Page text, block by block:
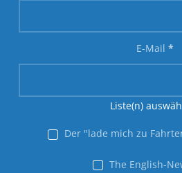
E-Mail *
Liste(n)
Der "lade mich zu
The English-